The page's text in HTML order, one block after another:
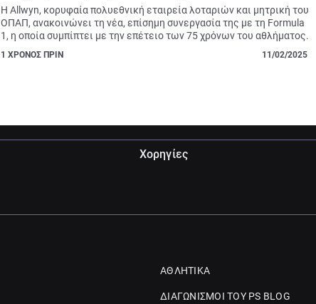
Η Allwyn, κορυφαία πολυεθνική εταιρεία λοταριών και μητρική του
ΟΠΑΠ, ανακοινώνει τη νέα, επίσημη συνεργασία της με τη Formula
1, η οποία συμπίπτει με την επέτειο των 75 χρόνων του αθλήματος.
1 ΧΡΟΝΟΣ ΠΡΙΝ 11/02/2025
Χορηγίες
ΑΘΛΗΤΙΚΑ
ΔΙΑΓΩΝΙΣΜΟΙ ΤΟΥ PS BLOG